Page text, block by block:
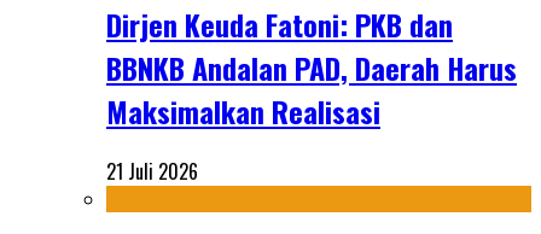
Dirjen Keuda Fatoni: PKB dan
BBNKB Andalan PAD, Daerah Harus
Maksimalkan Realisasi
21 Juli 2026